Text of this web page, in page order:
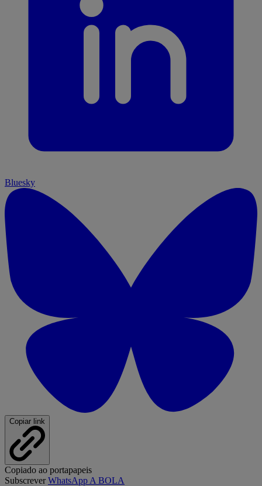
Bluesky
Copiar link
Copiado ao portapapeis
SubscreverWhatsApp A BOLA